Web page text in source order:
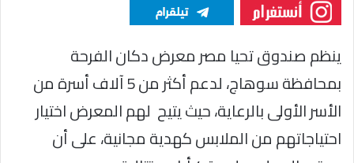
ينظم صندوق تحيا مصر معرض دكان الفرحة
بمحافظة سوهاج، لدعم أكثر من 5 آلاف أسرة من
الأسر الأولى بالرعاية، حيث يتيح لهم المعرض اختيار
احتياجاتهم من الملابس كهدية مجانية، على أن